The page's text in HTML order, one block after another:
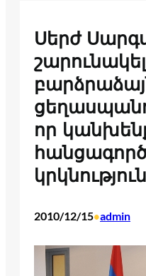
Սերժ
որ
2010/12/15•admin